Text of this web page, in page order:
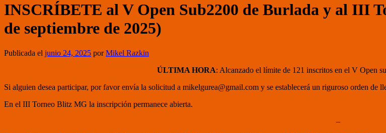
INSCRÍBETE al V Open Sub2200 de Burlada y al III
de septiembre de 2025)
Publicada el junio 24, 2025 por Mikel Razkin
ÚLTIMA HORA: Alcanzado el límite de 121 inscritos en el V Open
Si alguien desea participar, por favor envía la solicitud a mikelgurea@gmail.com y se establecerá un riguroso orden de
En el III Torneo Blitz MG la inscripción permanece abierta.
–